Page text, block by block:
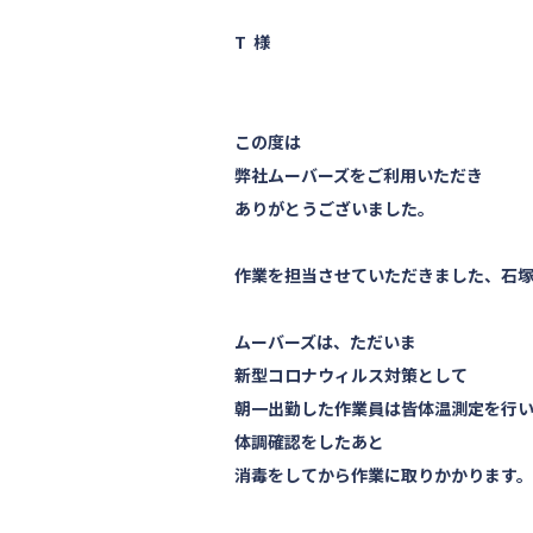
T 様
この度は
弊社ムーバーズをご利用いただき
ありがとうございました。
作業を担当させていただきました、石塚
ムーバーズは、ただいま
新型コロナウィルス対策として
朝一出勤した作業員は皆体温測定を行い
体調確認をしたあと
消毒をしてから作業に取りかかります。